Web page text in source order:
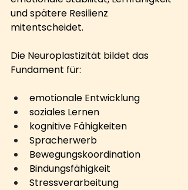
und spätere Resilienz
mitentscheidet.
Die Neuroplastizität bildet das
Fundament für:
emotionale Entwicklung
soziales Lernen
kognitive Fähigkeiten
Spracherwerb
Bewegungskoordination
Bindungsfähigkeit
Stressverarbeitung